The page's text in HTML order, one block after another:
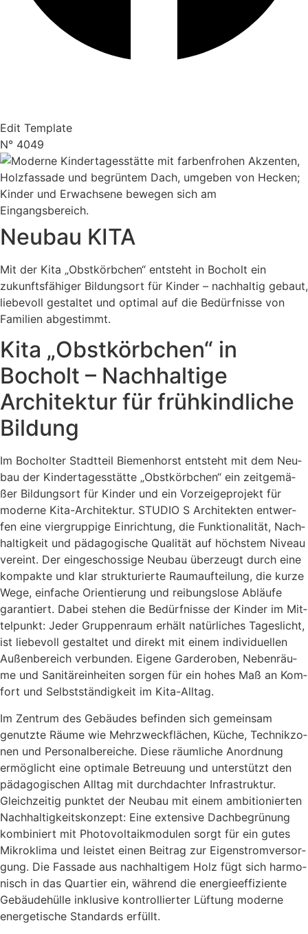
Edit Tem­p­la­te
N° 4049
Neubau KITA
Mit der Kita „Obst­körb­chen“ ent­steht in Bocholt ein
zukunfts­fä­hi­ger Bil­dungs­ort für Kin­der – nach­hal­tig gebaut,
lie­be­voll gestal­tet und opti­mal auf die Bedürf­nis­se von
Fami­li­en abge­stimmt.
Kita „Obstkörbchen“ in
Bocholt – Nachhaltige
Architektur für frühkindliche
Bildung
Im Bochol­ter Stadt­teil Bie­men­horst ent­steht mit dem Neu­
bau der Kin­der­ta­ges­stät­te „Obst­körb­chen“ ein zeit­ge­mä­
ßer Bil­dungs­ort für Kin­der und ein Vor­zei­ge­pro­jekt für
moder­ne Kita-Archi­tek­tur. STUDIO S Archi­tek­ten ent­wer­
fen eine vier­grup­pi­ge Ein­rich­tung, die Funk­tio­na­li­tät, Nach­
hal­tig­keit und päd­ago­gi­sche Qua­li­tät auf höchs­tem Niveau
ver­eint. Der ein­ge­schos­si­ge Neu­bau über­zeugt durch eine
kom­pak­te und klar struk­tu­rier­te Raum­auf­tei­lung, die kur­ze
Wege, ein­fa­che Ori­en­tie­rung und rei­bungs­lo­se Abläu­fe
garan­tiert. Dabei ste­hen die Bedürf­nis­se der Kin­der im Mit­
tel­punkt: Jeder Grup­pen­raum erhält natür­li­ches Tages­licht,
ist lie­be­voll gestal­tet und direkt mit einem indi­vi­du­el­len
Außen­be­reich ver­bun­den. Eige­ne Gar­de­ro­ben, Neben­räu­
me und Sani­tär­ein­hei­ten sor­gen für ein hohes Maß an Kom­
fort und Selbst­stän­dig­keit im Kita-All­tag.
Im Zen­trum des Gebäu­des befin­den sich gemein­sam
genutz­te Räu­me wie Mehr­zweck­flä­chen, Küche, Tech­nik­zo­
nen und Per­so­nal­be­rei­che. Die­se räum­li­che Anord­nung
ermög­licht eine opti­ma­le Betreu­ung und unter­stützt den
päd­ago­gi­schen All­tag mit durch­dach­ter Infra­struk­tur.
Gleich­zei­tig punk­tet der Neu­bau mit einem ambi­tio­nier­ten
Nach­hal­tig­keits­kon­zept: Eine exten­si­ve Dach­be­grü­nung
kom­bi­niert mit Pho­to­vol­ta­ik­mo­du­len sorgt für ein gutes
Mikro­kli­ma und leis­tet einen Bei­trag zur Eigen­strom­ver­sor­
gung. Die Fas­sa­de aus nach­hal­ti­gem Holz fügt sich har­mo­
nisch in das Quar­tier ein, wäh­rend die ener­gie­ef­fi­zi­en­te
Gebäu­de­hül­le inklu­si­ve kon­trol­lier­ter Lüf­tung moder­ne
ener­ge­ti­sche Stan­dards erfüllt.